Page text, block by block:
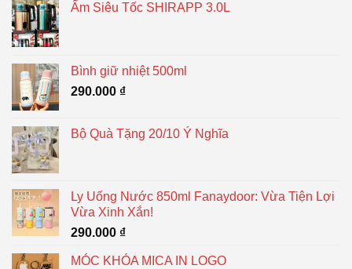
Ấm Siêu Tốc SHIRAPP 3.0L
Bình giữ nhiệt 500ml
290.000 ₫
Bộ Quà Tặng 20/10 Ý Nghĩa
Ly Uống Nước 850ml Fanaydoor: Vừa Tiện Lợi
Vừa Xinh Xắn!
290.000 ₫
MÓC KHÓA MICA IN LOGO